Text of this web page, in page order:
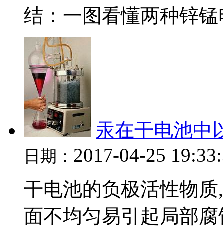
结：一图看懂两种锌
汞在干电池中
日期： 2017-04-25
干电池的负极活性物
面不均匀易引起局部